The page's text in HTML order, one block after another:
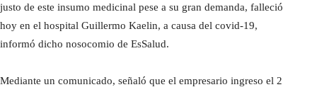
justo de este insumo medicinal pese a su gran demanda, falleció
hoy en el hospital Guillermo Kaelin, a causa del covid-19,
informó dicho nosocomio de EsSalud.
Mediante un comunicado, señaló que el empresario ingreso el 2